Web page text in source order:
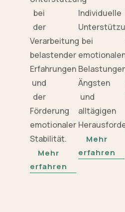
bei
der
Verarbeitung
belastender
Erfahrungen
und
der
Förderung
emotionaler
Stabilität.
Mehr
erfahren
Individuelle
bei
Ängsten
und
alltägigen
Mehr
erfahren